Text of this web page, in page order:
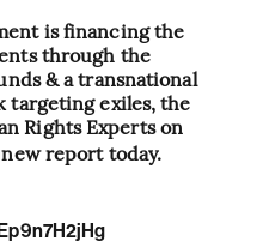
is financing the
through the
& a transnational
targeting exiles, the
Rights Experts on
report today.